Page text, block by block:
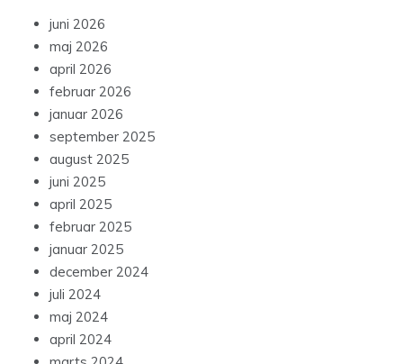
juni 2026
maj 2026
april 2026
februar 2026
januar 2026
september 2025
august 2025
juni 2025
april 2025
februar 2025
januar 2025
december 2024
juli 2024
maj 2024
april 2024